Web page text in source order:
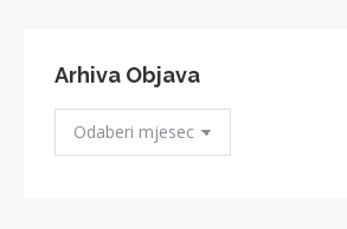
Arhiva Objava
Arhiva
Objava